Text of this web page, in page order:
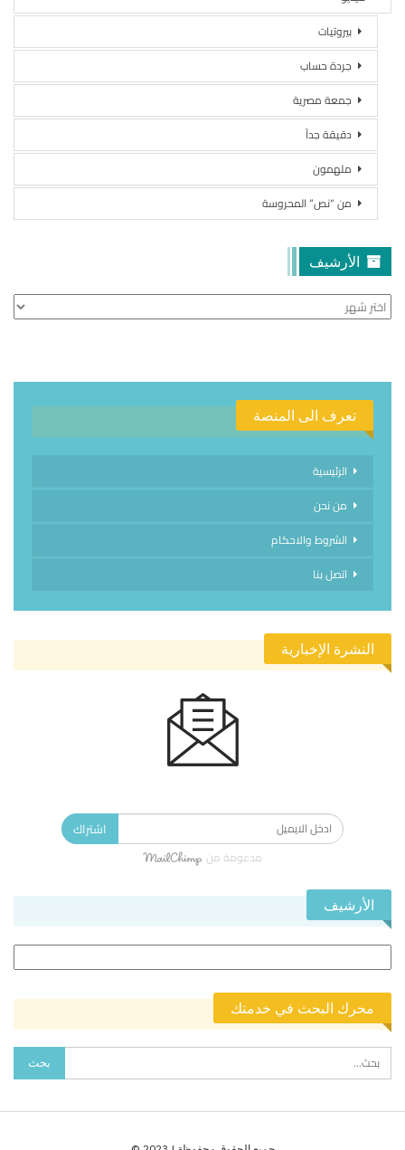
بيروتيات
جردة حساب
جمعة مصرية
دقيقة جداً
ملهمون
من “نص” المحروسة
الأرشيف
الأرشيف
تعرف الى المنصة
الرئيسية
من نحن
الشروط والاحكام
اتصل بنا
النشرة الإخبارية
اشتراك
مدعومة من
الأرشيف
محرك البحث في خدمتك